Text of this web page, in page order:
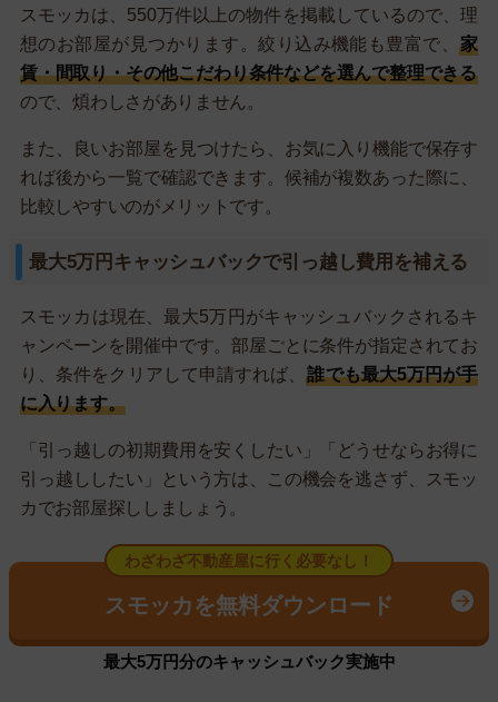
スモッカは、550万件以上の物件を掲載しているので、理
想のお部屋が見つかります。絞り込み機能も豊富で、家
賃・間取り・その他こだわり条件などを選んで整理できる
ので、煩わしさがありません。
また、良いお部屋を見つけたら、お気に入り機能で保存す
れば後から一覧で確認できます。候補が複数あった際に、
比較しやすいのがメリットです。
最大5万円キャッシュバックで引っ越し費用を補える
スモッカは現在、最大5万円がキャッシュバックされるキ
ャンペーンを開催中です。部屋ごとに条件が指定されてお
り、条件をクリアして申請すれば、誰でも最大5万円が手
に入ります。
「引っ越しの初期費用を安くしたい」「どうせならお得に
引っ越ししたい」という方は、この機会を逃さず、スモッ
カでお部屋探ししましょう。
わざわざ不動産屋に行く必要なし！
スモッカを無料ダウンロード
最大5万円分のキャッシュバック実施中